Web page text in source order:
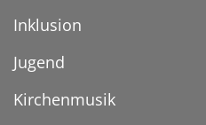
Inklusion
Jugend
Kirchenmusik